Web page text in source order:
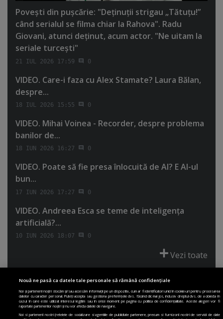
Poveşti din puşcărie: "Deţinuţii strigau „Tătuţu!”
când serialul se filma chiar la Rahova". Radu
Giovani, atunci deţinut, acum actor. "Ne uitam la
seriale turceşti"
21 IUL 2026 17:59 0
VIDEO. Care-i faza cu Alex Stamate? Laura Bălan,
despre...
18 IUL 2026 15:55 0
VIDEO. Mihai Voinea - Recorder, despre problema
banilor de...
18 IUN 2026 16:27 0
VIDEO. Poate să fie presa înlocuită de AI? E AI-ul
bun...
17 IUN 2026 17:27 0
VIDEO. Andreea Esca se teme de inteligenţa
artificială?...
10 IUN 2026 18:07 0
Vezi toate
PRIMA PAGINĂ
POLITICA DE COLECTARE ACORD COOKIE
POLITICA DE CONFIDENȚIALITATE
DESPRE SITE ECHIPA
Nouă ne pasă ca datele tale personale să rămână confidențiale
Noi și partenerii noștri stocăm și/sau accesăm informații pe un dispozitiv, cum ar fi identificatori unici în cookie-uri pentru procesarea
datelor cu caracter personal. Puteți accepta sau gestiona preferințele dvs. făcând clic mai jos, inclusiv dreptul dvs. de a obiecta în
cazul în care este utilizat interesul legitim sau în orice moment pe pagina cu politica de confidențialitate. Aceste alegeri vor fi
raportate partenerilor noștri și nu vor afecta datele de navigare.
Noi si partenerii nostri (retelele de socializare si agentiile de publicitate partenere, precum si furnizorii nostri de servicii de date